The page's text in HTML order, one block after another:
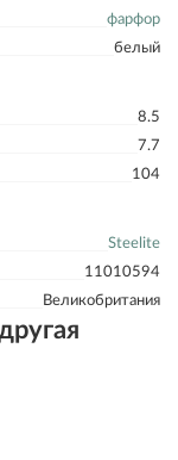
фарфор
белый
8.5
7.7
104
Steelite
11010594
Великобритания